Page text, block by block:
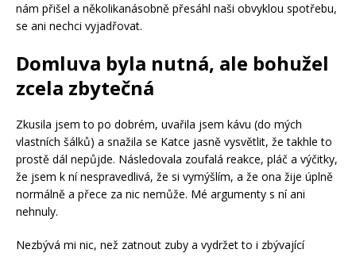
nám přišel a několikanásobně přesáhl naši obvyklou spotřebu,
se ani nechci vyjadřovat.
Domluva byla nutná, ale bohužel
zcela zbytečná
Zkusila jsem to po dobrém, uvařila jsem kávu (do mých
vlastních šálků) a snažila se Katce jasně vysvětlit, že takhle to
prostě dál nepůjde. Následovala zoufalá reakce, pláč a výčitky,
že jsem k ní nespravedlivá, že si vymýšlím, a že ona žije úplně
normálně a přece za nic nemůže. Mé argumenty s ní ani
nehnuly.
Nezbývá mi nic, než zatnout zuby a vydržet to i zbývající